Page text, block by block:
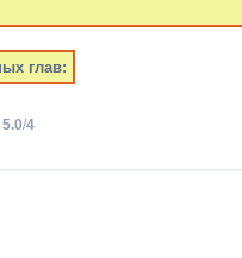
глав:
5.0/4